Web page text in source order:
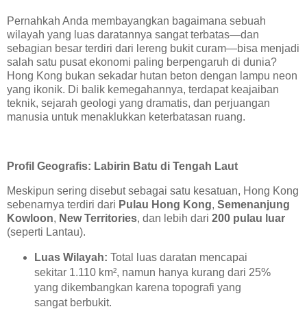
Pernahkah Anda membayangkan bagaimana sebuah
wilayah yang luas daratannya sangat terbatas—dan
sebagian besar terdiri dari lereng bukit curam—bisa menjadi
salah satu pusat ekonomi paling berpengaruh di dunia?
Hong Kong bukan sekadar hutan beton dengan lampu neon
yang ikonik. Di balik kemegahannya, terdapat keajaiban
teknik, sejarah geologi yang dramatis, dan perjuangan
manusia untuk menaklukkan keterbatasan ruang.
Profil Geografis: Labirin Batu di Tengah Laut
Meskipun sering disebut sebagai satu kesatuan, Hong Kong
sebenarnya terdiri dari Pulau Hong Kong, Semenanjung
Kowloon, New Territories, dan lebih dari 200 pulau luar
(seperti Lantau).
Luas Wilayah: Total luas daratan mencapai
sekitar 1.110 km², namun hanya kurang dari 25%
yang dikembangkan karena topografi yang
sangat berbukit.